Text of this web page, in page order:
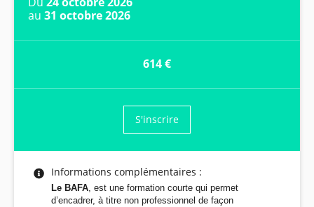
au 31 octobre 2026
614 €
S'inscrire
Informations complémentaires :
Le BAFA, est une formation courte qui permet
d’encadrer, à titre non professionnel de façon